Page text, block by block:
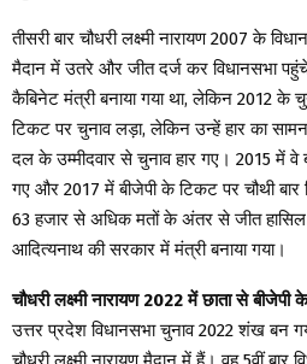
तीसरी बार चौधरी लक्ष्मी नारायण 2007 के
मैदान में उतरे और जीत दर्ज कर विधानसभा
कैबिनेट मंत्री बनाया गया था, लेकिन 2012 के
टिकट पर चुनाव लड़ा, लेकिन उन्हें हार का
दल के उम्मीदवार से चुनाव हार गए। 2015 में वे
गए और 2017 में बीजेपी के टिकट पर चौथी बार
63 हजार से अधिक मतों के अंतर से जीत हासिल
आदित्यनाथ की सरकार में मंत्री बनाया गया।
चौधरी लक्ष्मी नारायण 2022 में छाता से
उत्तर प्रदेश विधानसभा चुनाव 2022 शंख बन